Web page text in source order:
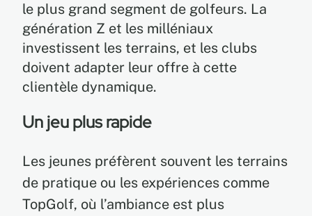
le plus grand segment de golfeurs. La
génération Z et les milléniaux
investissent les terrains, et les clubs
doivent adapter leur offre à cette
clientèle dynamique.
Un jeu plus rapide
Les jeunes préfèrent souvent les terrains
de pratique ou les expériences comme
TopGolf, où l’ambiance est plus